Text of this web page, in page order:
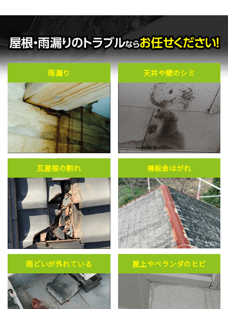
雨漏り 天井や壁のシミ
瓦屋根の割れ 棟板金はがれ
雨どいが外れている 屋上やベランダのヒビ